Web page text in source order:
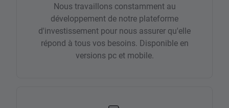
Nous travaillons constamment au
développement de notre plateforme
d'investissement pour nous assurer qu'elle
répond à tous vos besoins. Disponible en
versions pc et mobile.